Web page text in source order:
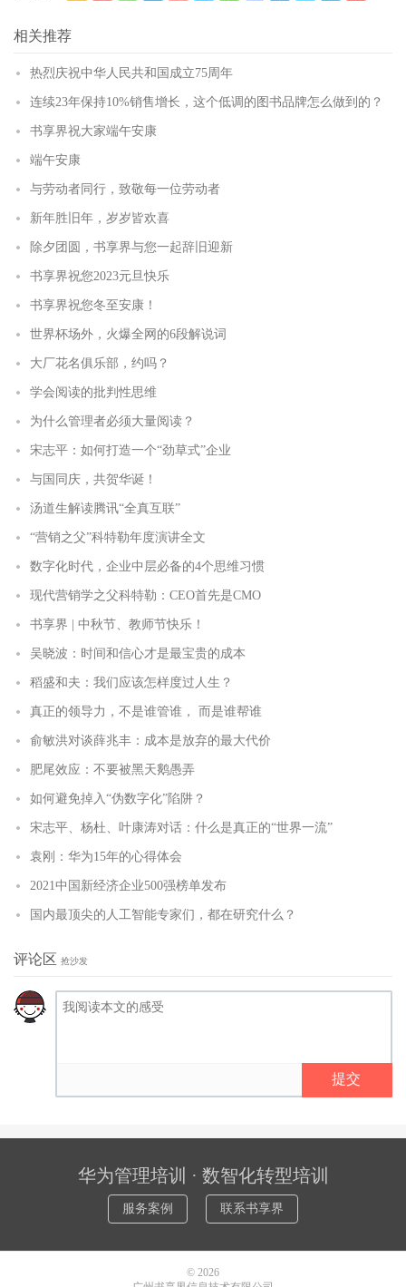
相关推荐
热烈庆祝中华人民共和国成立75周年
连续23年保持10%销售增长，这个低调的图书品牌怎么做到的？
书享界祝大家端午安康
端午安康
与劳动者同行，致敬每一位劳动者
新年胜旧年，岁岁皆欢喜
除夕团圆，书享界与您一起辞旧迎新
书享界祝您2023元旦快乐
书享界祝您冬至安康！
世界杯场外，火爆全网的6段解说词
大厂花名俱乐部，约吗？
学会阅读的批判性思维
为什么管理者必须大量阅读？
宋志平：如何打造一个“劲草式”企业
与国同庆，共贺华诞！
汤道生解读腾讯“全真互联”
“营销之父”科特勒年度演讲全文
数字化时代，企业中层必备的4个思维习惯
现代营销学之父科特勒：CEO首先是CMO
书享界 | 中秋节、教师节快乐！
吴晓波：时间和信心才是最宝贵的成本
稻盛和夫：我们应该怎样度过人生？
真正的领导力，不是谁管谁， 而是谁帮谁
俞敏洪对谈薛兆丰：成本是放弃的最大代价
肥尾效应：不要被黑天鹅愚弄
如何避免掉入“伪数字化”陷阱？
宋志平、杨杜、叶康涛对话：什么是真正的“世界一流”
袁刚：华为15年的心得体会
2021中国新经济企业500强榜单发布
国内最顶尖的人工智能专家们，都在研究什么？
评论区 抢沙发
提交
华为管理培训 · 数智化转型培训
服务案例 联系书享界
© 2026